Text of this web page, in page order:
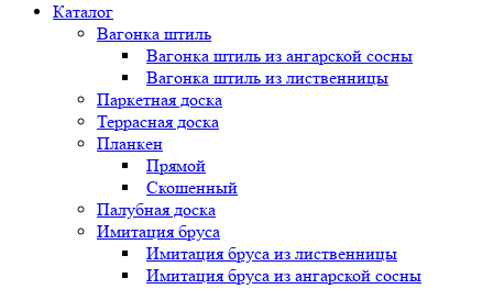
Каталог
Вагонка штиль
Вагонка штиль из ангарской сосны
Вагонка штиль из лиственницы
Паркетная доска
Террасная доска
Планкен
Прямой
Скошенный
Палубная доска
Имитация бруса
Имитация бруса из лиственницы
Имитация бруса из ангарской сосны